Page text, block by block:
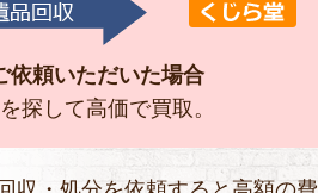
依頼いただいた場合
探して高価で買取。